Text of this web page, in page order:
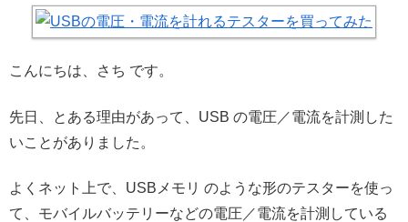
こんにちは、さち です。
先日、とある理由があって、USB の電圧／電流を計測した
いことがありました。
よくネット上で、USBメモリ のような形のテスターを使っ
て、モバイルバッテリーなどの電圧／電流を計測している